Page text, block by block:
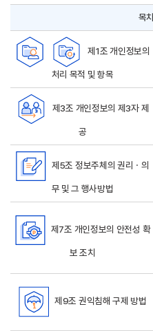
목
제1조 개인정보의
처리 목적 및 항목
제3조 개인정보의 제3자 제
공
제5조 정보주체의 권리ㆍ의
무 및 그 행사방법
제7조 개인정보의 안전성 확
보 조치
제9조 권익침해 구제 방법